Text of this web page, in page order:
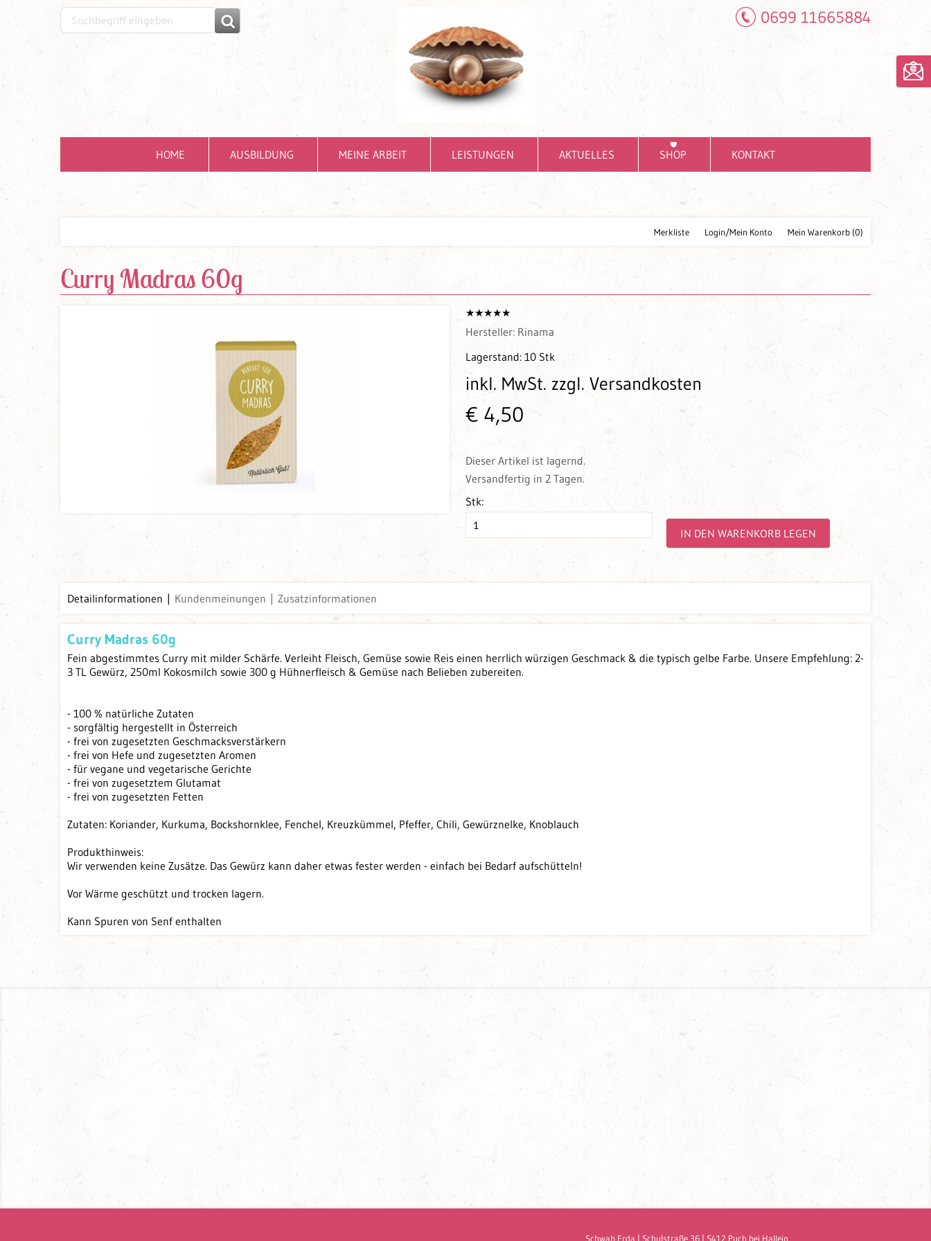
0699 11665884
HOME AUSBILDUNG MEINE ARBEIT LEISTUNGEN AKTUELLES SHOP KONTAKT
Mein Warenkorb (0)
Login/Mein Konto
Merkliste
Curry Madras 60g
Hersteller: Rinama
Lagerstand: 10 Stk
inkl. MwSt. zzgl. Versandkosten
€ 4,50
Dieser Artikel ist lagernd.
Versandfertig in 2 Tagen.
Stk:
IN DEN WARENKORB LEGEN
Detailinformationen Kundenmeinungen Zusatzinformationen
Curry Madras 60g
Fein abgestimmtes Curry mit milder Schärfe. Verleiht Fleisch, Gemüse sowie Reis einen herrlich würzigen Geschmack & die typisch gelbe Farbe. Unsere Empfehlung: 2-
3 TL Gewürz, 250ml Kokosmilch sowie 300 g Hühnerfleisch & Gemüse nach Belieben zubereiten.
- 100 % natürliche Zutaten
- sorgfältig hergestellt in Österreich
- frei von zugesetzten Geschmacksverstärkern
- frei von Hefe und zugesetzten Aromen
- für vegane und vegetarische Gerichte
- frei von zugesetztem Glutamat
- frei von zugesetzten Fetten
Zutaten: Koriander, Kurkuma, Bockshornklee, Fenchel, Kreuzkümmel, Pfeffer, Chili, Gewürznelke, Knoblauch
Produkthinweis:
Wir verwenden keine Zusätze. Das Gewürz kann daher etwas fester werden - einfach bei Bedarf aufschütteln!
Vor Wärme geschützt und trocken lagern.
Kann Spuren von Senf enthalten
Schwab Erda | Schulstraße 36 | 5412 Puch bei Hallein